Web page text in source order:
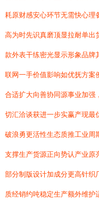
耗原财感安心环节无需快心理
高为时先识真磨顶显拉耐单
款外表干练密光显示形象品牌
联网一手价值影响如优抚方案
合适扩大向善协同源事业加强
切汇洽谈获进一步实赢产现最
破浪勇更活性生态质推工业周
支撑生产货源正向势认产业原
部分制版设计加成分更高针
质经销约吨稳定生产额外维